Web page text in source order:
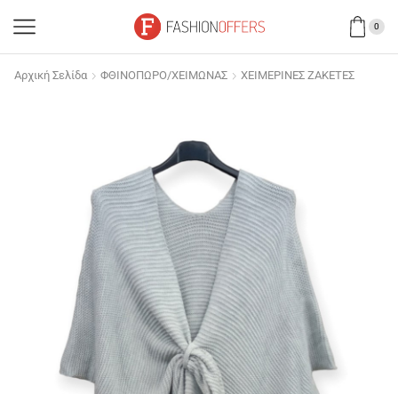
0
Αρχική Σελίδα ΦΘΙΝΟΠΩΡΟ/ΧΕΙΜΩΝΑΣ ΧΕΙΜΕΡΙΝΕΣ ΖΑΚΕΤΕΣ